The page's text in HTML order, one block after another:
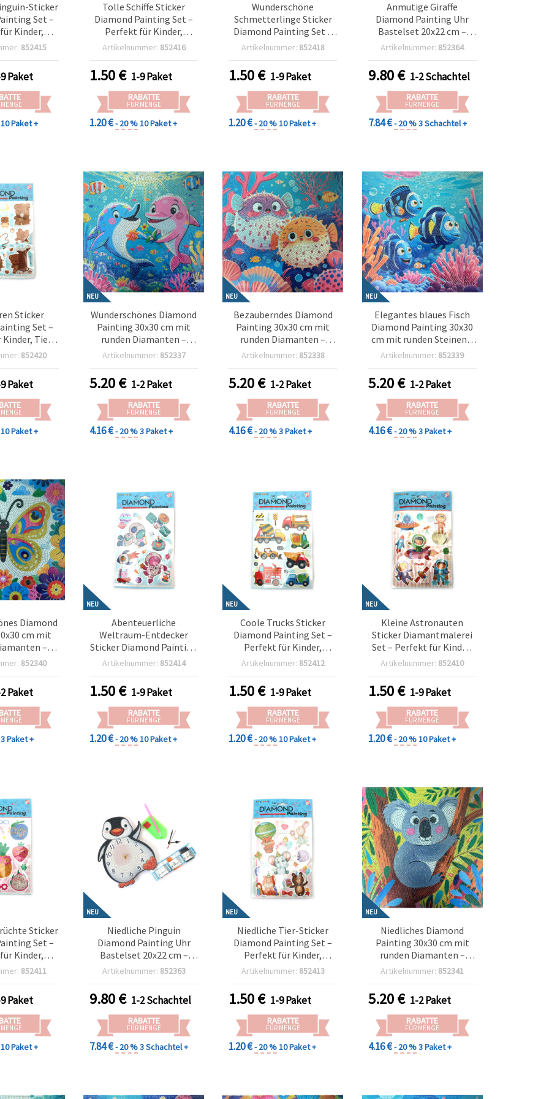
Sticker
Set –
Kinder,
&
852415
Paket
10 Paket +
Tolle Schiffe Sticker
Diamond Painting Set –
Perfekt für Kinder,
Abenteuer-Basteln &
Artikelnummer: 852416
1.50€ 1-9 Paket
RABATTE
FÜR MENGE
1.20 €- 20 %10 Paket +
Wunderschöne
Schmetterlinge Sticker
Diamond Painting Set –
Perfekt für Kinder,
Bastelaktivitäten SCC216
Artikelnummer: 852418
1.50€ 1-9 Paket
RABATTE
FÜR MENGE
1.20 €- 20 %10 Paket +
Anmutige Giraffe
Diamond Painting Uhr
Bastelset 20x22 cm –
Perfekt für kreative
Fans DZBCX17368
Artikelnummer: 852364
9.80€ 1-2 Schachtel
RABATTE
FÜR MENGE
7.84 €- 20 %3 Schachtel +
Sticker
Set –
Tier-
Spaß
852420
Paket
10 Paket +
NEU
Wunderschönes Diamond
Painting 30x30 cm mit
runden Diamanten –
Teilbild „Delfine“ (Partial
Artikelnummer: 852337
5.20€ 1-2 Paket
RABATTE
FÜR MENGE
4.16 €- 20 %3 Paket +
NEU
Bezauberndes Diamond
Painting 30x30 cm mit
runden Diamanten –
Teilbild „Kugelfisch“
Artikelnummer: 852338
5.20€ 1-2 Paket
RABATTE
FÜR MENGE
4.16 €- 20 %3 Paket +
NEU
Elegantes blaues Fisch
Diamond Painting 30x30
cm mit runden Steinen –
Teilbild – Perfekt für
Kunstliebhaber
MKX17355
Artikelnummer: 852339
5.20€ 1-2 Paket
RABATTE
FÜR MENGE
4.16 €- 20 %3 Paket +
Diamond
cm mit
–
Drill)
852340
Paket
3 Paket +
NEU
Abenteuerliche
Weltraum-Entdecker
Sticker Diamond Painting
Set – Perfekt für Kinder,
kreativen Bastelspaß
SCC212
Artikelnummer: 852414
1.50€ 1-9 Paket
RABATTE
FÜR MENGE
1.20 €- 20 %10 Paket +
NEU
Coole Trucks Sticker
Diamond Painting Set –
Perfekt für Kinder,
Fahrzeug-Motive &
(SCC209)
Artikelnummer: 852412
1.50€ 1-9 Paket
RABATTE
FÜR MENGE
1.20 €- 20 %10 Paket +
NEU
Kleine Astronauten
Sticker Diamantmalerei
Set – Perfekt für Kinder,
Weltraum-Bastelspaß &
Artikelnummer: 852410
1.50€ 1-9 Paket
RABATTE
FÜR MENGE
1.20 €- 20 %10 Paket +
Sticker
Set –
Kinder,
Basteln &
852411
Paket
10 Paket +
NEU
Niedliche Pinguin
Diamond Painting Uhr
Bastelset 20x22 cm –
Perfekt für kreative
Liebhaber DZBCX17367
Artikelnummer: 852363
9.80€ 1-2 Schachtel
RABATTE
FÜR MENGE
7.84 €- 20 %3 Schachtel +
NEU
Niedliche Tier-Sticker
Diamond Painting Set –
Perfekt für Kinder,
Tierliebhaber & kreative
Artikelnummer: 852413
1.50€ 1-9 Paket
RABATTE
FÜR MENGE
1.20 €- 20 %10 Paket +
NEU
Niedliches Diamond
Painting 30x30 cm mit
runden Diamanten –
Teilbild „Koala“
Artikelnummer: 852341
5.20€ 1-2 Paket
RABATTE
FÜR MENGE
4.16 €- 20 %3 Paket +